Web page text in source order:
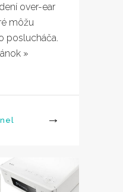
over-ear
môžu
poslucháča.
»